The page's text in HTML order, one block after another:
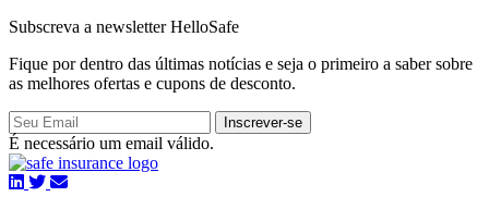
Subscreva a newsletter HelloSafe
Fique por dentro das últimas notícias e seja o primeiro a saber sobre
as melhores ofertas e cupons de desconto.
Inscrever-se
É necessário um email válido.